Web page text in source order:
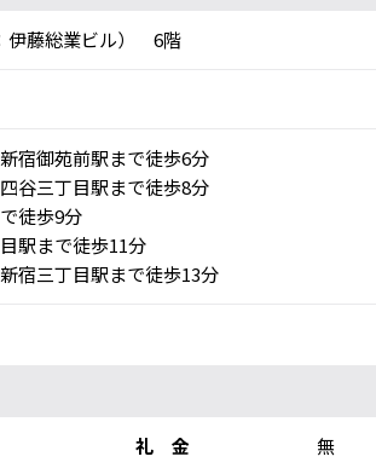
伊藤総業ビル） 6階
宿御苑前駅まで徒歩6分
谷三丁目駅まで徒歩8分
徒歩9分
駅まで徒歩11分
宿三丁目駅まで徒歩13分
礼 金 無